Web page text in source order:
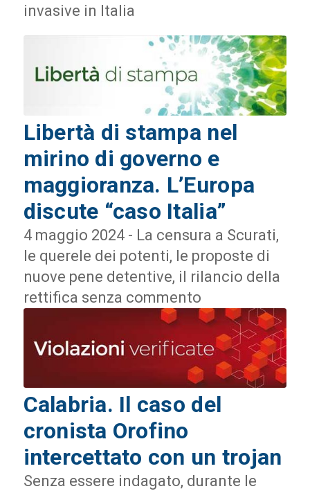
invasive in Italia
Libertà di stampa nel
mirino di governo e
maggioranza. L’Europa
discute “caso Italia”
4 maggio 2024 - La censura a Scurati,
le querele dei potenti, le proposte di
nuove pene detentive, il rilancio della
rettifica senza commento
Calabria. Il caso del
cronista Orofino
intercettato con un trojan
Senza essere indagato, durante le